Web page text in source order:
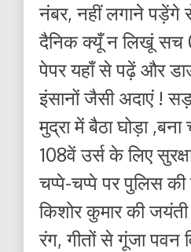
नंबर, नहीं लगाने
दैनिक क्यूँ न लिखूं सच
पेपर यहाँ से पढ़ें और
इंसानों जैसी अदाएं !
मुद्रा में बैठा घोड़ा ,बना
108वें उर्स के लिए
चप्पे-चप्पे पर पुलिस की
किशोर कुमार की
रंग, गीतों से गूंजा पवन